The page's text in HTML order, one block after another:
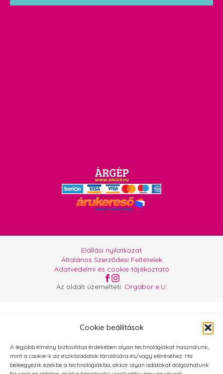
Cookie beállítások
A legjobb élmény biztosítása érdekében olyan technológiákat használunk,
mint a cookie-k az eszközadatok tárolására és/vagy eléréséhez. Ha
beleegyezik ezekbe a technológiákba, akkor olyan adatokat dolgozhatunk
Az oldalt üzemelteti: Orgabor e.U.
Elállási nyilatkozat
Általános Szerződési Feltételek
Adatvédelmi és cookie tájékoztató